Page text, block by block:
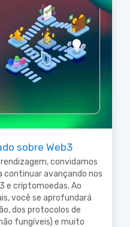
sobre Web3
convidamos
continuar avançando nos
e criptomoedas. Ao
você se aprofundará
dos protocolos de
fungíveis) e muito